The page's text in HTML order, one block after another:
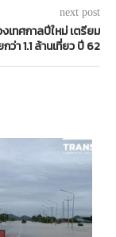
next post
เทศกาลปีใหม่ เตรียม
า 1.1 ล้านเที่ยว ปี 62